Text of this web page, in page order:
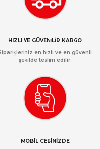
HIZLI VE GÜVENİLİR KARGO
en hızlı ve en güvenli
şekilde teslim edilir.
MOBİL CEBİNİZDE